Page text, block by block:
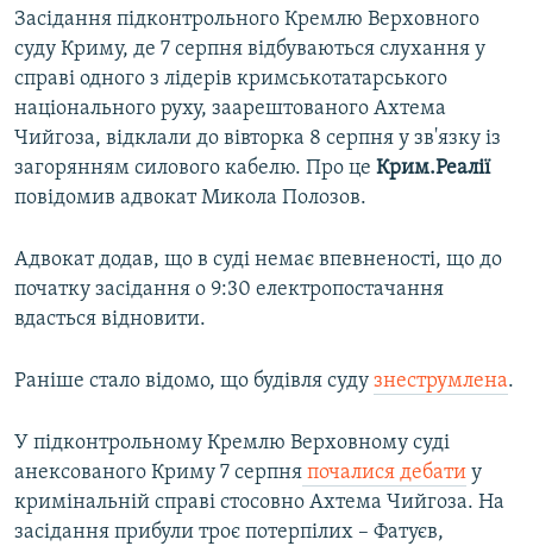
Усі сайти RFE/RL
Засідання підконтрольного Кремлю Верховного
суду Криму, де 7 серпня відбуваються слухання у
справі одного з лідерів кримськотатарського
національного руху, заарештованого Ахтема
Чийгоза, відклали до вівторка 8 серпня у зв'язку із
загорянням силового кабелю. Про це Крим.Реалії
повідомив адвокат Микола Полозов.
Адвокат додав, що в суді немає впевненості, що до
початку засідання о 9:30 електропостачання
вдасться відновити.
Раніше стало відомо, що будівля суду знеструмлена.
У підконтрольному Кремлю Верховному суді
анексованого Криму 7 серпня почалися дебати у
кримінальній справі стосовно Ахтема Чийгоза. На
засідання прибули троє потерпілих – Фатуєв,